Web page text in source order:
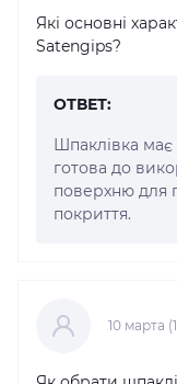
Які основні
Satengips?
ОТВЕТ:
Шпаклівка має
готова до
поверхню для
покриття.
10 марта